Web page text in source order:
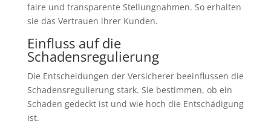
faire und transparente Stellungnahmen. So erhalten
sie das Vertrauen ihrer Kunden.
Einfluss auf die
Schadensregulierung
Die Entscheidungen der Versicherer beeinflussen die
Schadensregulierung stark. Sie bestimmen, ob ein
Schaden gedeckt ist und wie hoch die Entschädigung
ist.